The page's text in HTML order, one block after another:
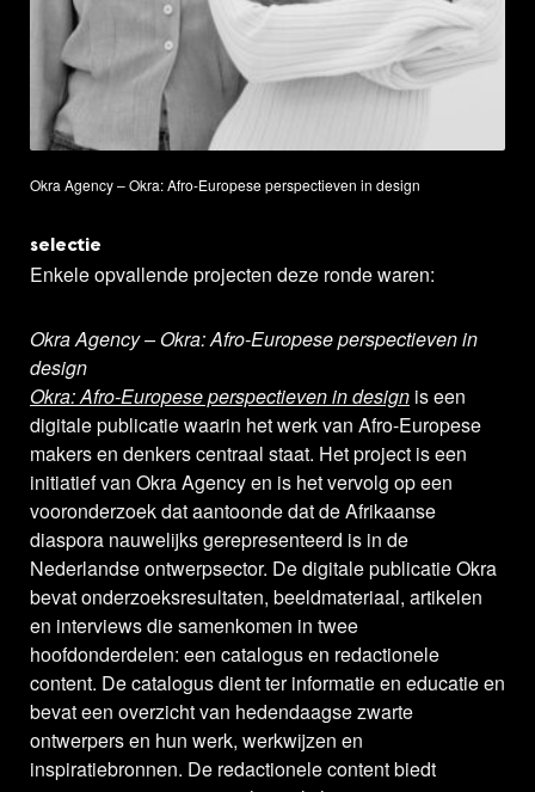
Okra Agency – Okra: Afro-Europese perspectieven in design
selectie
Enkele opvallende projecten deze ronde waren:
Okra Agency – Okra: Afro-Europese perspectieven in
design
Okra: Afro-Europese perspectieven in design is een
digitale publicatie waarin het werk van Afro-Europese
makers en denkers centraal staat. Het project is een
initiatief van Okra Agency en is het vervolg op een
vooronderzoek dat aantoonde dat de Afrikaanse
diaspora nauwelijks gerepresenteerd is in de
Nederlandse ontwerpsector. De digitale publicatie Okra
bevat onderzoeksresultaten, beeldmateriaal, artikelen
en interviews die samenkomen in twee
hoofdonderdelen: een catalogus en redactionele
content. De catalogus dient ter informatie en educatie en
bevat een overzicht van hedendaagse zwarte
ontwerpers en hun werk, werkwijzen en
inspiratiebronnen. De redactionele content biedt